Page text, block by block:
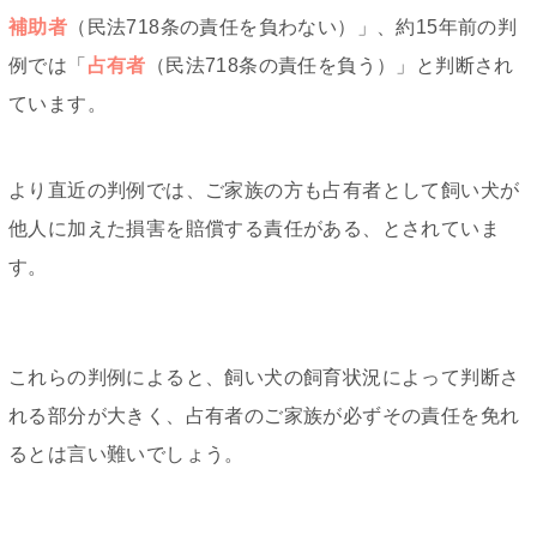
補助者 （民法718条の責任を負わない）」、約15年前の判
例では「 占有者 （民法718条の責任を負う）」と判断され
ています。
より直近の判例では、ご家族の方も占有者として飼い犬が
他人に加えた損害を賠償する責任がある、とされていま
す。
これらの判例によると、飼い犬の飼育状況によって判断さ
れる部分が大きく、占有者のご家族が必ずその責任を免れ
るとは言い難いでしょう。